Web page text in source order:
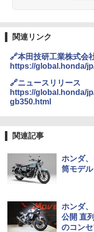
関連リンク
🔗本田技研工業株式会
https://global.honda/
🔗ニュースリリース
https://global.honda/
gb350.html
関連記事
ホンダ
筒モデ
ホンダ
公開 直
のコン